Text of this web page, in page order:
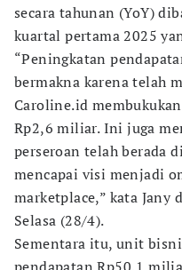
secara tahunan (YoY)
kuartal pertama 2025
“Peningkatan
bermakna karena telah
Caroline.id
Rp2,6 miliar. Ini juga
perseroan telah berada
mencapai visi menjadi
marketplace,” kata
Selasa (28/4).
Sementara itu, unit